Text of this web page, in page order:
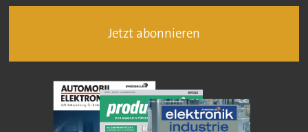
Jetzt abonnieren